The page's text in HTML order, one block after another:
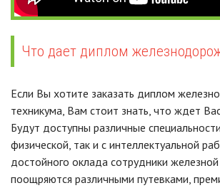
Что дает диплом
Если Вы хотите заказать диплом
техникума, Вам стоит знать, что ждет
Будут доступны различные
физической, так и с интеллектуальной
достойного оклада сотрудники
поощряются различными путевками,